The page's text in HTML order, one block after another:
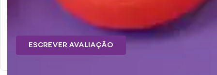
Secar na horizontal.
Secagem natural.
Não passar e limpar a seco.
Tem esse produto? Seja o primeiro a avaliá-lo!
ESCREVER AVALIAÇÃO